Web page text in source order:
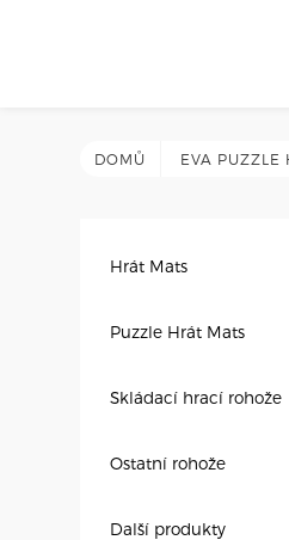
DOMŮ EVA PUZZLE
Hrát Mats
Puzzle Hrát Mats
Skládací hrací rohože
Ostatní rohože
Další produkty